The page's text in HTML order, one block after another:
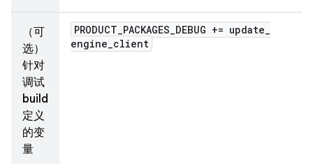
（可
选）
针对
调试
build
定义
的变
量
PRODUCT PACKAGES DEBUG += update
engine client